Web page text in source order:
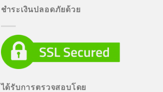
ชำระเงินปลอดภัยด้วย
ได้รับการตรวจสอบโดย